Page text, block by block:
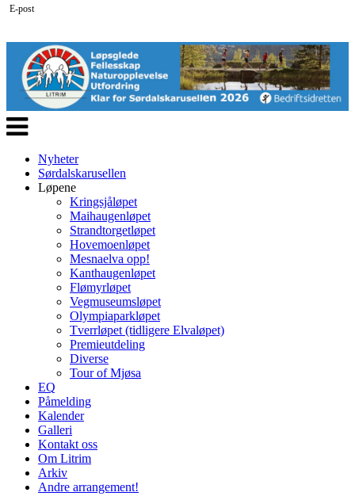
Veksle
navigasjon
Nyheter
Sørdalskarusellen
Løpene
Kringsjåløpet
Maihaugenløpet
Strandtorgetløpet
Hovemoenløpet
Mesnaelva opp!
Kanthaugenløpet
Flømyrløpet
Vegmuseumsløpet
Olympiaparkløpet
Tverrløpet (tidligere Elvaløpet)
Premieutdeling
Diverse
Tour of Mjøsa
EQ
Påmelding
Kalender
Galleri
Kontakt oss
Om Litrim
Arkiv
Andre arrangement!
E-post